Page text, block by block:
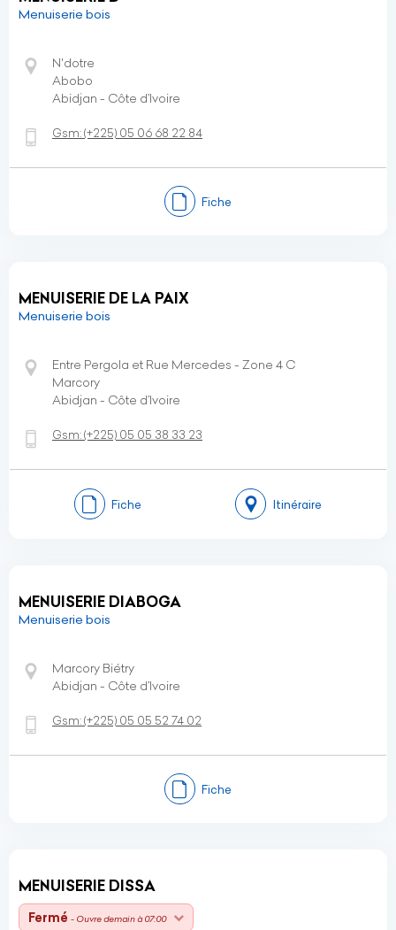
Menuiserie bois
N'dotre
Abobo
Abidjan - Côte d’Ivoire
Gsm:(+225) 05 06 68 22 84
Fiche
MENUISERIE DE LA PAIX
Menuiserie bois
Entre Pergola et Rue Mercedes - Zone 4 C
Marcory
Abidjan - Côte d’Ivoire
Gsm:(+225) 05 05 38 33 23
Fiche Itinéraire
MENUISERIE DIABOGA
Menuiserie bois
Marcory Biétry
Abidjan - Côte d’Ivoire
Gsm:(+225) 05 05 52 74 02
Fiche
MENUISERIE DISSA
Fermé - Ouvre demain à 07:00